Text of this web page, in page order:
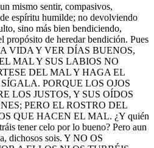
mismo sentir, compasivos,
espíritu humilde; no devolviendo
sino más bien bendiciendo,
propósito de heredar bendición. Pues
VIDA Y VER DÍAS BUENOS,
MAL Y SUS LABIOS NO
DEL MAL Y HAGA EL
PORQUE LOS OJOS
LOS JUSTOS, Y SUS OÍDOS
PERO EL ROSTRO DEL
QUE HACEN EL MAL. ¿Y quién
tener celo por lo bueno? Pero aun
dichosos sois. Y NO OS